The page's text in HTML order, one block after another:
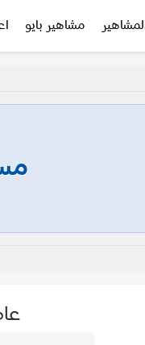
مشاهير بايو